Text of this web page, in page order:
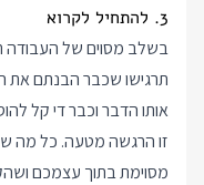
3. להתחיל לקרוא
בשלב מסוים של העבודה
תרגישו שכבר הבנתם את
אותו הדבר וכבר די קל
זו הרגשה מטעה. כל מה
מסוימת בתוך עצמכם